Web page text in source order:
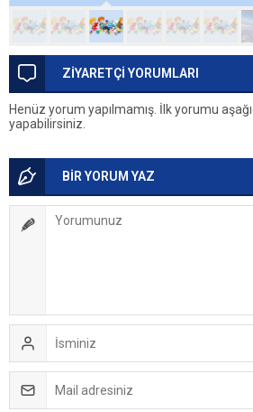
ZİYARETÇİ YORUMLARI
Henüz yorum yapılmamış. İlk yorumu
yapabilirsiniz.
BİR YORUM YAZ